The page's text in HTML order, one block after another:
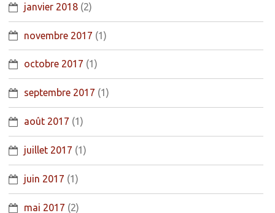
janvier 2018 (2)
novembre 2017 (1)
octobre 2017 (1)
septembre 2017 (1)
août 2017 (1)
juillet 2017 (1)
juin 2017 (1)
mai 2017 (2)